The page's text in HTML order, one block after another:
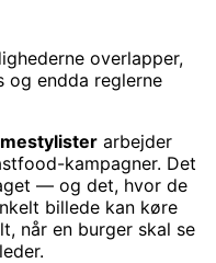
overlapper,
og endda reglerne
arbejder
kampagner. Det
— og det, hvor de
billede kan køre
når en burger skal se